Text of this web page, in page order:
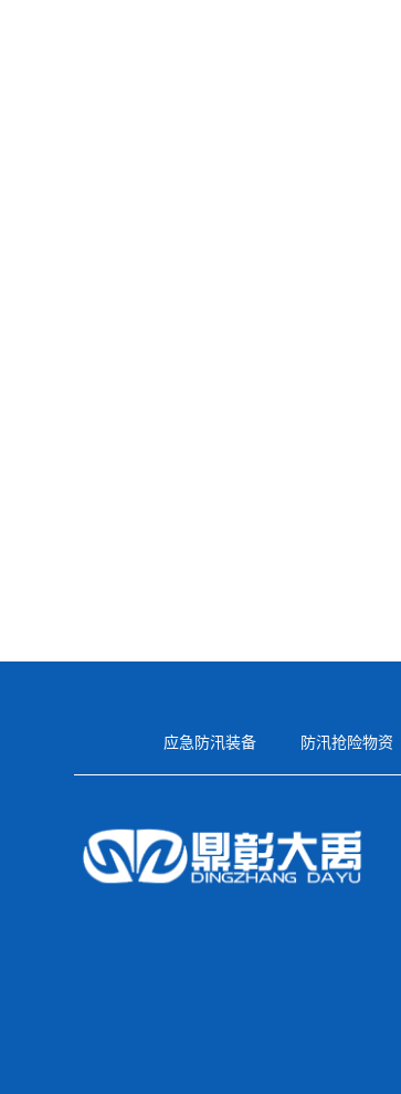
应急防汛装备 防汛抢险物资